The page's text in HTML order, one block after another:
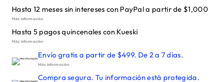
Hasta 12 meses sin intereses con PayPal a partir de $1,000
Más información
Hasta 5 pagos quincenales con Kueski
Más información
Envío gratis a partir de $499. De 2 a 7 días.
Más información
Compra segura. Tu información está protegida.